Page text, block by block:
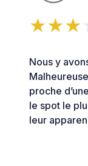
Nous y
proche
le spot le
leur